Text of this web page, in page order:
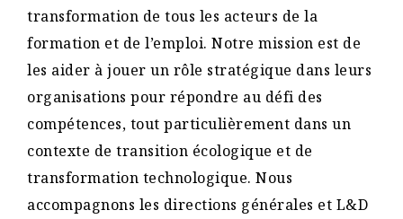
transformation de tous les acteurs de la
formation et de l’emploi. Notre mission est de
les aider à jouer un rôle stratégique dans leurs
organisations pour répondre au défi des
compétences, tout particulièrement dans un
contexte de transition écologique et de
transformation technologique. Nous
accompagnons les directions générales et L&D